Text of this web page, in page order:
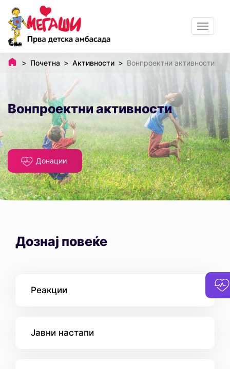
Toggle
Почетна Активности Вонпроектни активности
Вонпроектни активности
Донации
Дознај повеќе
Реакции
Јавни настапи